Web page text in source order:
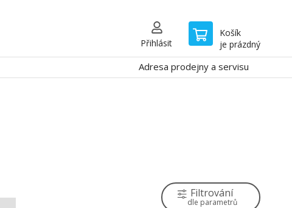
Přihlásit
Košík
je prázdný
Adresa prodejny a servisu
Filtrování
dle parametrů